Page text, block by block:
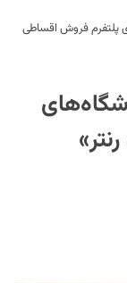
پلتفرم فروش اقساطی